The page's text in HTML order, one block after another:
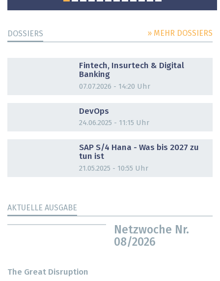
DOSSIERS » MEHR DOSSIERS
Fintech, Insurtech & Digital
Banking
07.07.2026 - 14:20 Uhr
DevOps
24.06.2025 - 11:15 Uhr
SAP S/4 Hana - Was bis 2027 zu
tun ist
21.05.2025 - 10:55 Uhr
AKTUELLE AUSGABE
Netzwoche Nr.
08/2026
The Great Disruption